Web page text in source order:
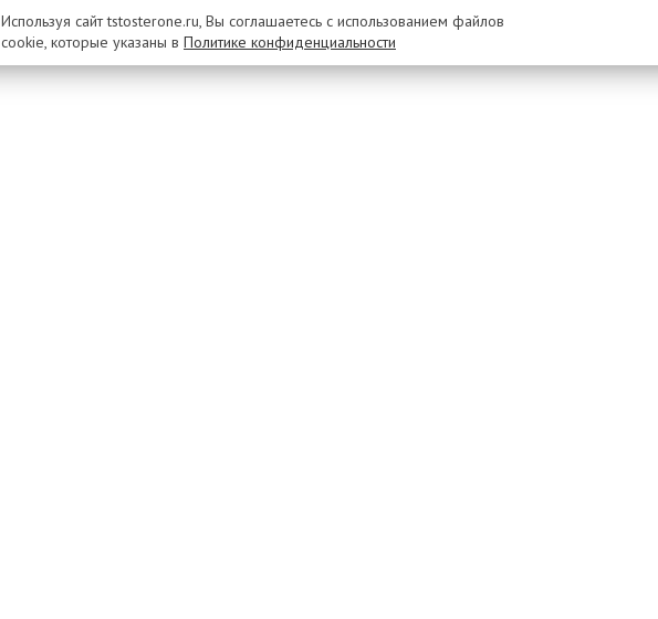
Используя сайт tstosterone.ru, Вы соглашаетесь с использованием файлов
cookie, которые указаны в Политике конфиденциальности